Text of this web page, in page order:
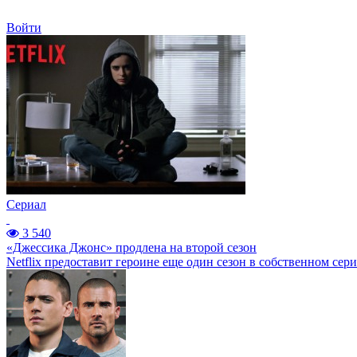
Войти
Сериал
3 540
«Джессика Джонс» продлена на второй сезон
Netflix предоставит героине еще один сезон в собственном